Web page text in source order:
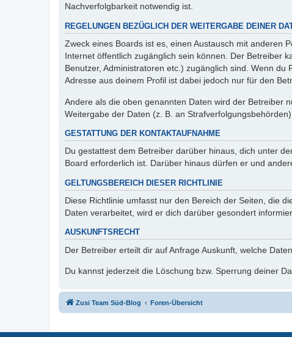
Nachverfolgbarkeit notwendig ist.
REGELUNGEN BEZÜGLICH DER WEITERGABE DEINER
Zweck eines Boards ist es, einen Austausch mit anderen
Internet öffentlich zugänglich sein können. Der Betreiber
Benutzer, Administratoren etc.) zugänglich sind. Wenn
Adresse aus deinem Profil ist dabei jedoch nur für den
Andere als die oben genannten Daten wird der Betreiber
Weitergabe der Daten (z. B. an
GESTATTUNG DER KONTAKTAUFNAHME
Du gestattest dem Betreiber darüber hinaus, dich unter
Board erforderlich ist. Darüber hinaus dürfen er und
GELTUNGSBEREICH DIESER RICHTLINIE
Diese Richtlinie umfasst nur den Bereich der Seiten, die
Daten verarbeitet, wird er dich darüber gesondert
AUSKUNFTSRECHT
Der Betreiber erteilt dir auf Anfrage Auskunft, welche
Du kannst jederzeit die Löschung bzw. Sperrung deiner
Zusi Team Süd-Blog Foren-Übersicht